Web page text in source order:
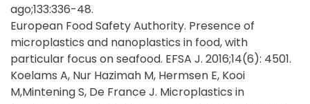
ago;133:336-48.
European Food Safety Authority. Presence of
microplastics and nanoplastics in food, with
particular focus on seafood. EFSA J. 2016;14(6): 4501.
Koelams A, Nur Hazimah M, Hermsen E, Kooi
M,Mintening S, De France J. Microplastics in